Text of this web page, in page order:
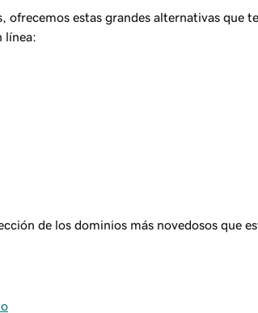
ofrecemos estas grandes alternativas que
línea:
de los dominios más novedosos que